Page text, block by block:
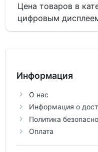
Цена товаров в
цифровым
Информация
О нас
Информация о
Политика
Оплата